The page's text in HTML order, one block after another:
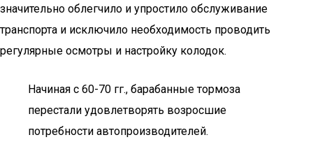
значительно облегчило и упростило обслуживание
транспорта и исключило необходимость проводить
регулярные осмотры и настройку колодок.
Начиная с 60-70 гг., барабанные тормоза
перестали удовлетворять возросшие
потребности автопроизводителей.